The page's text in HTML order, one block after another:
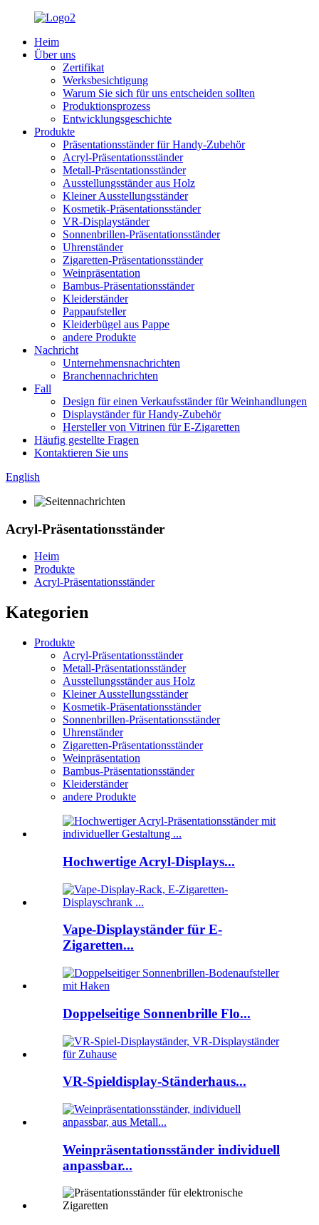
Heim
Über uns
Zertifikat
Werksbesichtigung
Warum Sie sich für uns entscheiden sollten
Produktionsprozess
Entwicklungsgeschichte
Produkte
Präsentationsständer für Handy-Zubehör
Acryl-Präsentationsständer
Metall-Präsentationsständer
Ausstellungsständer aus Holz
Kleiner Ausstellungsständer
Kosmetik-Präsentationsständer
VR-Displayständer
Sonnenbrillen-Präsentationsständer
Uhrenständer
Zigaretten-Präsentationsständer
Weinpräsentation
Bambus-Präsentationsständer
Kleiderständer
Pappaufsteller
Kleiderbügel aus Pappe
andere Produkte
Nachricht
Unternehmensnachrichten
Branchennachrichten
Fall
Design für einen Verkaufsständer für Weinhandlungen
Displayständer für Handy-Zubehör
Hersteller von Vitrinen für E-Zigaretten
Häufig gestellte Fragen
Kontaktieren Sie uns
English
Acryl-Präsentationsständer
Heim
Produkte
Acryl-Präsentationsständer
Kategorien
Produkte
Acryl-Präsentationsständer
Metall-Präsentationsständer
Ausstellungsständer aus Holz
Kleiner Ausstellungsständer
Kosmetik-Präsentationsständer
Sonnenbrillen-Präsentationsständer
Uhrenständer
Zigaretten-Präsentationsständer
Weinpräsentation
Bambus-Präsentationsständer
Kleiderständer
andere Produkte
Hochwertige Acryl-Displays...
Vape-Displayständer für E-
Zigaretten...
Doppelseitige Sonnenbrille Flo...
VR-Spieldisplay-Ständerhaus...
Weinpräsentationsständer individuell
anpassbar...